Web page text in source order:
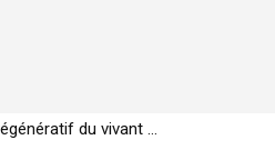
du vivant …
à devenir des alliées du vivant